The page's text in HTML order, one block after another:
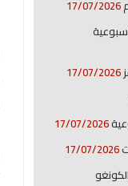
17/07/2026
17/07/2026
17/07/2026
17/07/2026